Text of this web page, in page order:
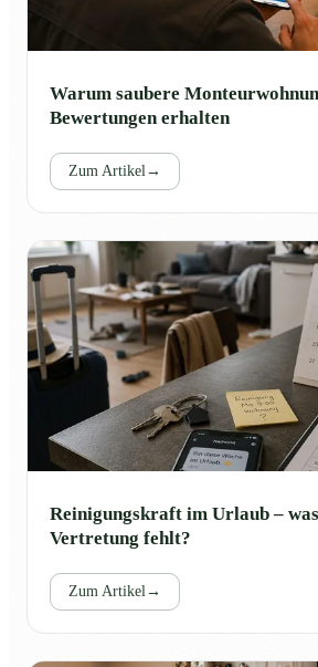
Warum saubere
Bewertungen erhalten
Zum Artikel→
Reinigungskraft im Urlaub –
Vertretung fehlt?
Zum Artikel→